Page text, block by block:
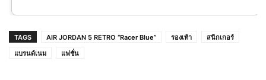
TAGS AIR JORDAN 5 RETRO “Racer Blue” รองเท้า
สนีกเกอร์
แบรนด์เนม
แฟชั่น